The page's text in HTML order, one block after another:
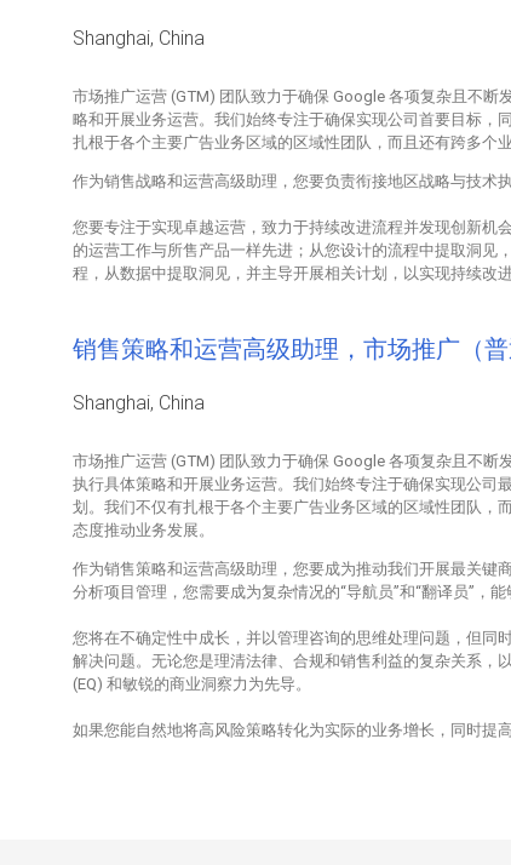
Shanghai, China
市场推广运营 (GTM) 团队致力于确保 Google 各项复杂且不
略和开展业务运营。我们始终专注于确保实现公司首要目标，
扎根于各个主要广告业务区域的区域性团队，而且还有跨多个
作为销售战略和运营高级助理，您要负责衔接地区战略与技术
您要专注于实现卓越运营，致力于持续改进流程并发现创新机
的运营工作与所售产品一样先进；从您设计的流程中提取洞
程，从数据中提取洞见，并主导开展相关计划，以实现持续改进
销售策略和运营高级助理，市场推广（普
Shanghai, China
市场推广运营 (GTM) 团队致力于确保 Google 各项复杂且不
执行具体策略和开展业务运营。我们始终专注于确保实现公司
划。我们不仅有扎根于各个主要广告业务区域的区域性团队，
态度推动业务发展。
作为销售策略和运营高级助理，您要成为推动我们开展最关键
分析项目管理，您需要成为复杂情况的“导航员”和“翻译员”，
您将在不确定性中成长，并以管理咨询的思维处理问题，但同
解决问题。无论您是理清法律、合规和销售利益的复杂关系，
(EQ) 和敏锐的商业洞察力为先导。
如果您能自然地将高风险策略转化为实际的业务增长，同时提